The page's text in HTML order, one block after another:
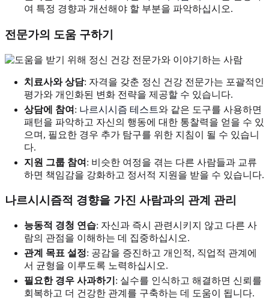
여 특정 경향과 개선해야 할 부분을 파악하십시오.
전문가의 도움 구하기
치료사와 상담: 자격을 갖춘 정신 건강 전문가는 포괄적인
평가와 개인화된 변화 전략을 제공할 수 있습니다.
상담에 참여 : 나르시시즘 테스트와 같은 도구를 사용하면
패턴을 파악하고 자신의 행동에 대한 통찰력을 얻을 수 있
으며, 필요한 경우 추가 탐구를 위한 지침이 될 수 있습니
다.
지원 그룹 참여 : 비슷한 여정을 겪는 다른 사람들과 교류
하면 책임감을 강화하고 정서적 지원을 받을 수 있습니다.
나르시시즘적 경향을 가진 사람과의 관계 관리
능동적 경청 연습: 자신과 즉시 관련시키지 않고 다른 사
람의 관점을 이해하는 데 집중하십시오.
관계 목표 설정: 공감을 증진하고 개인적, 직업적 관계에
서 균형을 이루도록 노력하십시오.
필요한 경우 사과하기 : 실수를 인식하고 해결하면 신뢰를
회복하고 더 건강한 관계를 구축하는 데 도움이 됩니다.